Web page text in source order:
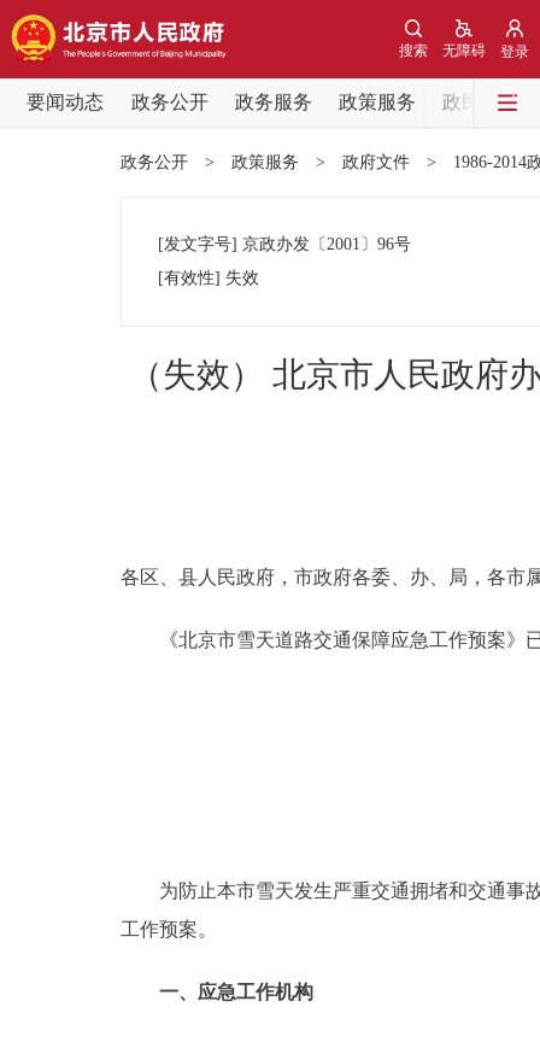
登录
无障碍
搜索
要闻动态 政务公开 政务服务 政策服务
政民互动
党中央精神
政务公开
政民互动
12345网上接诉即办
政务公开 > 政策服务 > 政府文件 > 1986-2014
[发文字号] 京政办发 〔2001〕 96号
[有效性] 失效
（失效） 北京市人民政府
各区、县人民政府，市政府各委、办、局，各市
《北京市雪天道路交通保障应急工作预案》
为防止本市雪天发生严重交通拥堵和交通事故
工作预案。
一、应急工作机构